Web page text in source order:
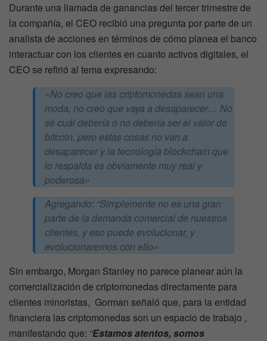
Durante una llamada de ganancias del tercer trimestre de
la compañía, el CEO recibió una pregunta por parte de un
analista de acciones en términos de cómo planea el banco
interactuar con los clientes en cuanto activos digitales, el
CEO se refirió al tema expresando:
«No creo que las criptomonedas sean una
moda, no creo que vaya a desaparecer… No
sé cuál debería o no debería ser el valor de
bitcoin, pero estas cosas no van a
desaparecer y la tecnología blockchain que
lo respalda es obviamente muy real y
poderosa»
Agregando: “Simplemente no es una gran
parte de la demanda comercial de nuestros
clientes, y eso puede evolucionar, y
evolucionaremos con ello»
Sin embargo, Morgan Stanley no parece planear aún la
comercialización de criptomonedas directamente para
clientes minoristas, Gorman señaló que, para la entidad
financiera las criptomonedas son un espacio de trabajo ,
manifestando que: “Estamos atentos, somos